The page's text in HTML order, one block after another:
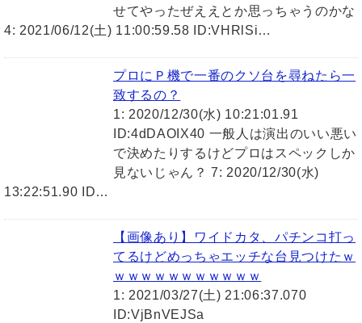
せてやったぜええとか思っちゃうのかな
4: 2021/06/12(土) 11:00:59.58 ID:VHRlSi…
プロにＰ機で一番のクソ台を尋ねたら一
致するの？
1: 2020/12/30(水) 10:21:01.91
ID:4dDAOIX40 一般人は演出のいい悪い
で決めたりするけどプロはスペックしか
見ないじゃん？ 7: 2020/12/30(水)
13:22:51.90 ID…
【画像あり】ワイドカタ、パチンコ打っ
てるけどめっちゃエッチな台見つけたｗ
ｗｗｗｗｗｗｗｗｗｗｗ
1: 2021/03/27(土) 21:06:37.070
ID:VjBnVEJSa